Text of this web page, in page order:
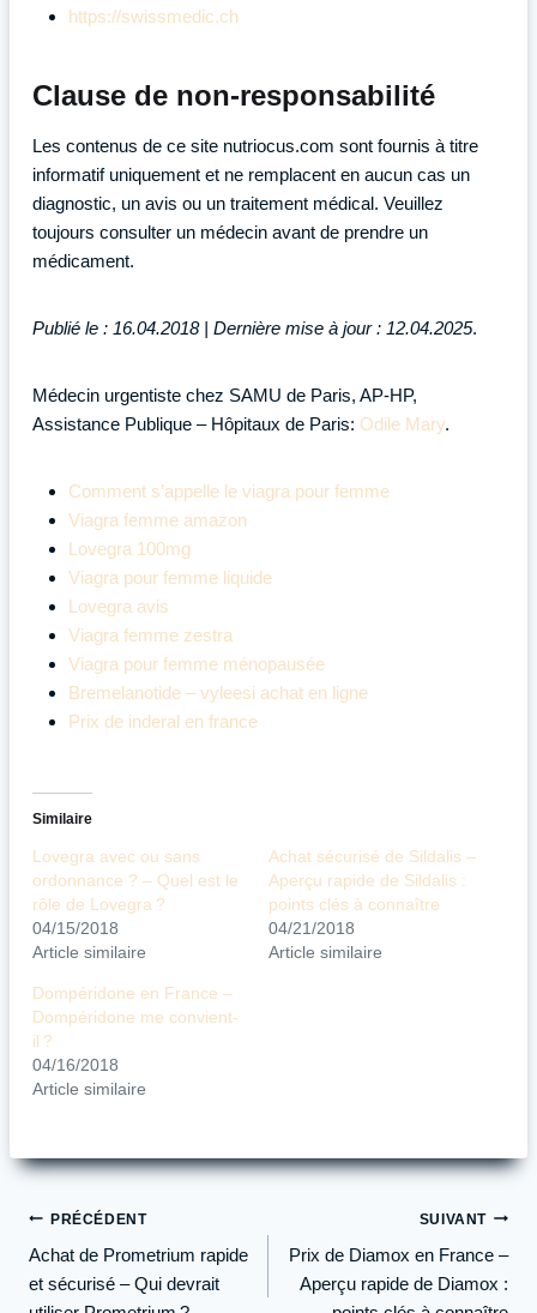
https://swissmedic.ch
Clause de non-responsabilité
Les contenus de ce site nutriocus.com sont fournis à titre
informatif uniquement et ne remplacent en aucun cas un
diagnostic, un avis ou un traitement médical. Veuillez
toujours consulter un médecin avant de prendre un
médicament.
Publié le : 16.04.2018 | Dernière mise à jour : 12.04.2025.
Médecin urgentiste chez SAMU de Paris, AP-HP,
Assistance Publique – Hôpitaux de Paris: Odile Mary.
Comment s’appelle le viagra pour femme
Viagra femme amazon
Lovegra 100mg
Viagra pour femme liquide
Lovegra avis
Viagra femme zestra
Viagra pour femme ménopausée
Bremelanotide – vyleesi achat en ligne
Prix de inderal en france
Similaire
Lovegra avec ou sans
ordonnance ? – Quel est le
rôle de Lovegra ?
04/15/2018
Article similaire
Achat sécurisé de Sildalis –
Aperçu rapide de Sildalis :
points clés à connaître
04/21/2018
Article similaire
Dompéridone en France –
Dompéridone me convient-
il ?
04/16/2018
Article similaire
Navigation
de
l’article
PRÉCÉDENT
Achat de Prometrium rapide
et sécurisé – Qui devrait
SUIVANT
Prix de Diamox en France –
Aperçu rapide de Diamox :